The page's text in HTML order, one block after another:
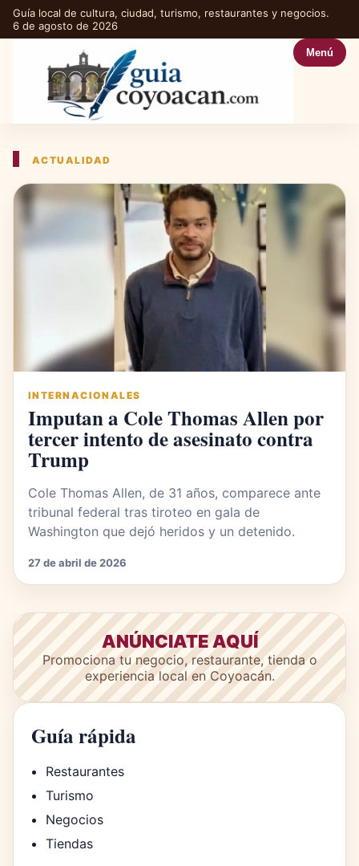
Guía local de cultura, ciudad, turismo, restaurantes y negocios.
6 de agosto de 2026
Menú
ACTUALIDAD
INTERNACIONALES
Imputan a Cole Thomas Allen por
tercer intento de asesinato contra
Trump
Cole Thomas Allen, de 31 años, comparece ante
tribunal federal tras tiroteo en gala de
Washington que dejó heridos y un detenido.
27 de abril de 2026
ANÚNCIATE AQUÍ
Promociona tu negocio, restaurante, tienda o
experiencia local en Coyoacán.
Guía rápida
Restaurantes
Turismo
Negocios
Tiendas